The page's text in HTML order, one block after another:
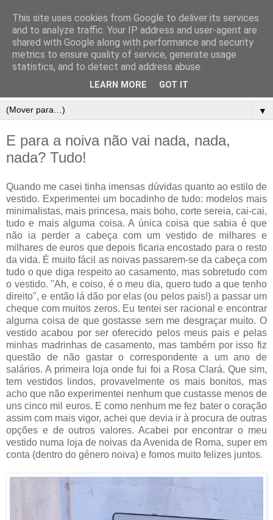
▼
E para a noiva não vai nada, nada,
nada? Tudo!
Quando me casei tinha imensas dúvidas quanto ao estilo de
vestido. Experimentei um bocadinho de tudo: modelos mais
minimalistas, mais princesa, mais boho, corte sereia, cai-cai,
tudo e mais alguma coisa. A única coisa que sabia é que
não ia perder a cabeça com um vestido de milhares e
milhares de euros que depois ficaria encostado para o resto
da vida. É muito fácil as noivas passarem-se da cabeça com
tudo o que diga respeito ao casamento, mas sobretudo com
o vestido. "Ah, e coiso, é o meu dia, quero tudo a que tenho
direito", e então lá dão por elas (ou pelos pais!) a passar um
cheque com muitos zeros. Eu tentei ser racional e encontrar
alguma coisa de que gostasse sem me desgraçar muito. O
vestido acabou por ser oferecido pelos meus pais e pelas
minhas madrinhas de casamento, mas também por isso fiz
questão de não gastar o correspondente a um ano de
salários. A primeira loja onde fui foi a Rosa Clará. Que sim,
tem vestidos lindos, provavelmente os mais bonitos, mas
acho que não experimentei nenhum que custasse menos de
uns cinco mil euros. E como nenhum me fez bater o coração
assim com mais vigor, achei que devia ir à procura de outras
opções e de outros valores. Acabei por encontrar o meu
vestido numa loja de noivas da Avenida de Roma, super em
conta (dentro do género noiva) e fomos muito felizes juntos.
This site uses cookies from Google to deliver its services
and to analyze traffic. Your IP address and user-agent are
shared with Google along with performance and security
metrics to ensure quality of service, generate usage
statistics, and to detect and address abuse.
LEARN MORE GOT IT